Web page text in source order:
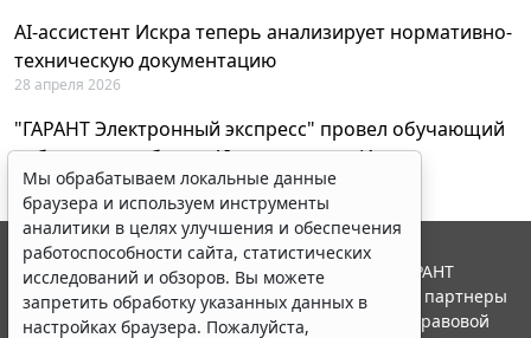
AI-ассистент Искра теперь анализирует нормативно-
техническую документацию
28 апреля 2026
"ГАРАНТ Электронный экспресс" провел обучающий
вебинар по работе с AI-ассистентом Искра
23 апреля 2026
Мы обрабатываем локальные данные
браузера и используем инструменты
аналитики в целях улучшения и обеспечения
работоспособности сайта, статистических
исследований и обзоров. Вы можете
запретить обработку указанных данных в
настройках браузера. Пожалуйста,
© ООО "НПП "ГАРАНТ-СЕРВИС", 2026. Система ГАРАНТ
выпускается с 1990 года. Компания "Гарант" и ее партнеры
являются участниками Российской ассоциации правовой